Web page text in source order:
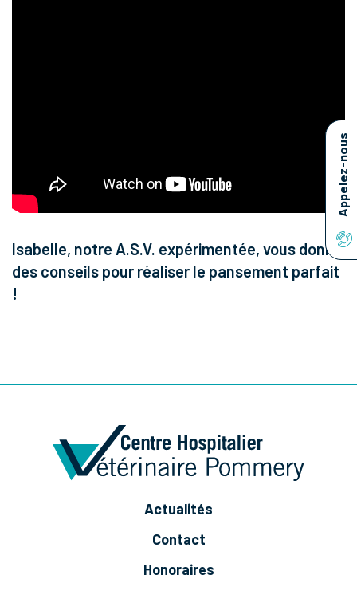
Appelez-nous
Isabelle, notre A.S.V. expérimentée, vous donne
des conseils pour réaliser le pansement parfait
!
Actualités
Contact
Honoraires